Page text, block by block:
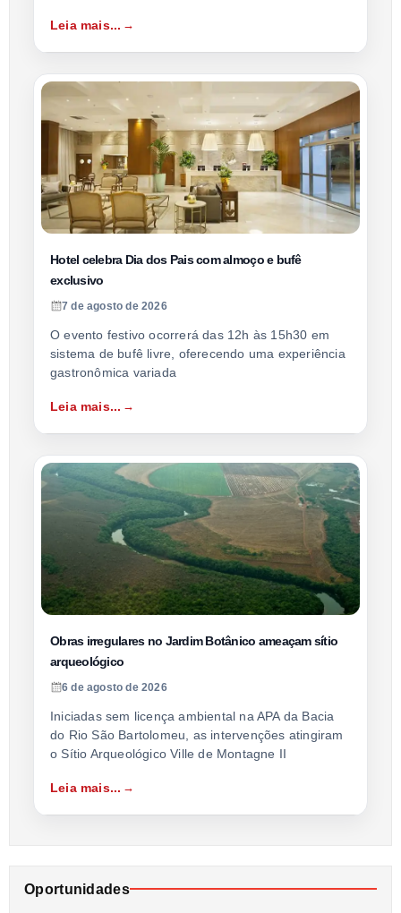
Leia mais...
Hotel celebra Dia dos Pais com almoço e bufê
exclusivo
7 de agosto de 2026
O evento festivo ocorrerá das 12h às 15h30 em
sistema de bufê livre, oferecendo uma experiência
gastronômica variada
Leia mais...
Obras irregulares no Jardim Botânico ameaçam sítio
arqueológico
6 de agosto de 2026
Iniciadas sem licença ambiental na APA da Bacia
do Rio São Bartolomeu, as intervenções atingiram
o Sítio Arqueológico Ville de Montagne II
Leia mais...
Oportunidades